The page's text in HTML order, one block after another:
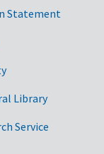
Statement
Library
Service